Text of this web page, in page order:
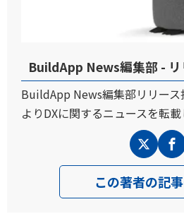
BuildApp News編集部 - リ
BuildApp News編集部リリース
よりDXに関するニュースを転載
この著者の記